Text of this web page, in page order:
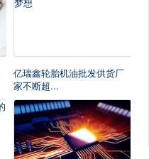
亿瑞鑫轮胎机油批发供货厂
家不断超...